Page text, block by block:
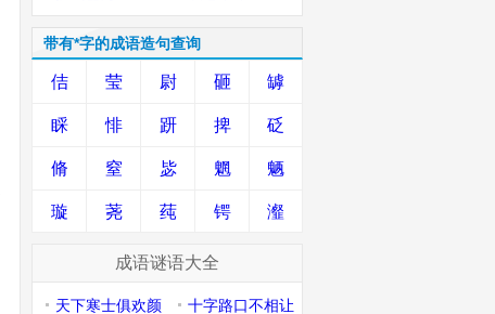
带有*字的成语造句查询
佶 莹 尉 砸 罅
睬 悱 趼 捭 砭
脩 窒 毖 魍 魉
璇 荛 莼 锷 瀣
成语谜语大全
天下寒士俱欢颜
十字路口不相让